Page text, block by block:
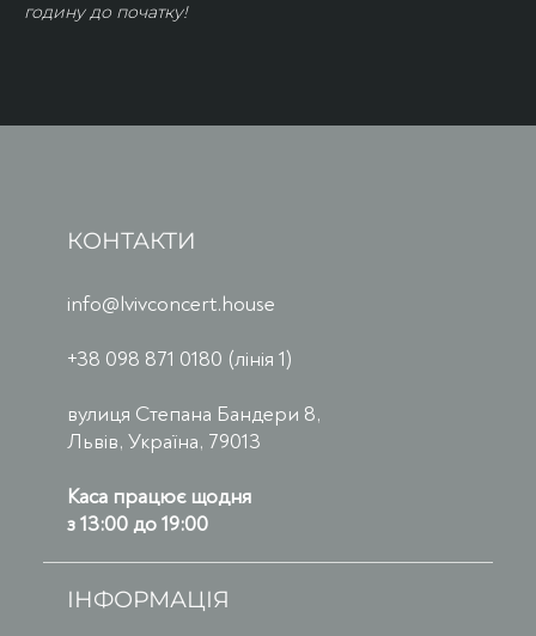
годину до початку!
КОНТАКТИ
info@lvivconcert.house
+38 098 871 0180 (лінія 1)
вулиця Степана Бандери 8,
Львів, Україна, 79013
Каса працює щодня
з 13:00 до 19:00
ІНФОРМАЦІЯ